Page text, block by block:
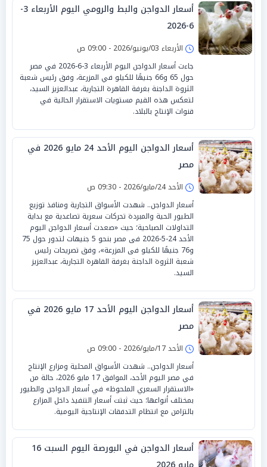
أسعار الدواجن والبط والرومي اليوم الأربعاء 3-
6-2026
الأربعاء 03/يونيو/2026 - 09:00 ص
جاءت أسعار الدواجن اليوم الأربعاء 3-6-2026 في مصر
حول 65 و66 جنيهًا للكيلو في المزرعة، وفق رئيس شعبة
الثروة الداجنة بغرفة القاهرة التجارية، عبدالعزيز السيد،
لتعكس هذه القيم مستويات الاستقرار الحالية في
قنوات الإنتاج بالبلاد.
أسعار الدواجن اليوم الأحد 24 مايو 2026 في
مصر
الأحد 24/مايو/2026 - 09:30 ص
أسعار الدواجن.. شهدت الأسواق التجارية ومنافذ توزيع
الطيور الحية والمبردة تحركات سعرية تصاعدية مع بداية
التداولات الصباحية؛ حيث «صعدت أسعار الدواجن اليوم
الأحد 24-5-2026 فى مصر بنحو 5 جنيهات لتدور حول 75
و76 جنيهًا للكيلو فى المزرعة»، وفق تصريحات رئيس
شعبة الثروة الداجنة بغرفة القاهرة التجارية، عبدالعزيز
السيد.
أسعار الدواجن اليوم الأحد 17 مايو 2026 في
مصر
الأحد 17/مايو/2026 - 09:00 ص
أسعار الدواجن.. شهدت الأسواق المحلية ومزارع الإنتاج
في مصر اليوم الأحد، الموافق 17 مايو 2026، حالة من
«الاستقرار السعري الملحوظ» في أسعار الدواجن والطيور
بمختلف أنواعها؛ حيث ثبتت أسعار التنفيذ داخل المزارع
بالتزامن مع انتظام التدفقات الإنتاجية اليومية.
أسعار الدواجن في البورصة اليوم السبت 16